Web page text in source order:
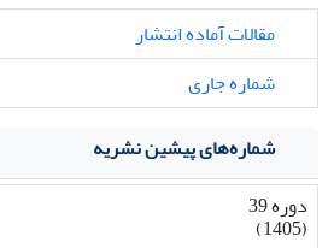
مقالات آماده انتشار
شماره جاری
شماره‌های پیشین نشریه
دوره 39
(1405)